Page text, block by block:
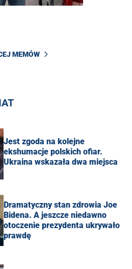
MEMÓW
Jest zgoda na kolejne
ekshumacje polskich ofiar.
Ukraina wskazała dwa miejsca
Dramatyczny stan zdrowia Joe
Bidena. A jeszcze niedawno
otoczenie prezydenta ukrywało
prawdę